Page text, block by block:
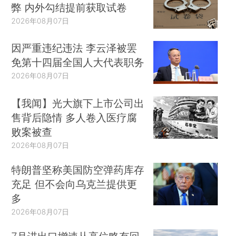
弊 内外勾结提前获取试卷
2026年08月07日
因严重违纪违法 李云泽被罢
免第十四届全国人大代表职务
2026年08月07日
【我闻】光大旗下上市公司出
售背后隐情 多人卷入医疗腐
败案被查
2026年08月07日
特朗普坚称美国防空弹药库存
充足 但不会向乌克兰提供更
多
2026年08月07日